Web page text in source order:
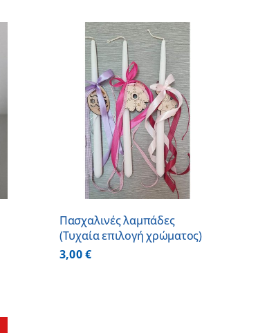
Πασχαλινές λαμπάδες
(Τυχαία επιλογή χρώματος)
3,00€